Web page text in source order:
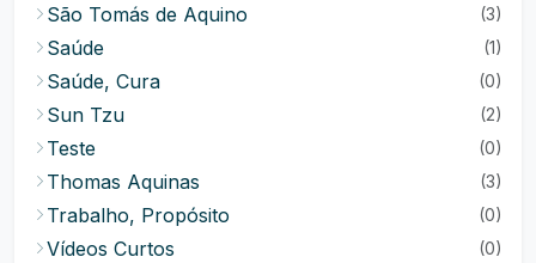
São Tomás de Aquino (3)
Saúde (1)
Saúde, Cura (0)
Sun Tzu (2)
Teste (0)
Thomas Aquinas (3)
Trabalho, Propósito (0)
Vídeos Curtos (0)